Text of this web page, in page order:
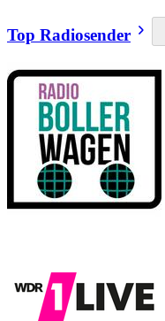
Top Radiosender